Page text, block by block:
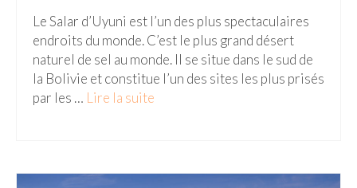
Restos japonais
Restos vietnamiens
Le Salar d’Uyuni est l’un des plus spectaculaires
endroits du monde. C’est le plus grand désert
naturel de sel au monde. Il se situe dans le sud de
la Bolivie et constitue l’un des sites les plus prisés
par les … Lire la suite­­